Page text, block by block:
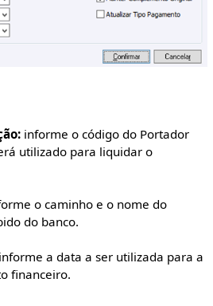
informe o código do Portador
utilizado para liquidar o
o caminho e o nome do
do banco.
a data a ser utilizada para a
financeiro.